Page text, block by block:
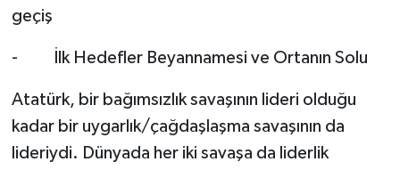
geçiş
- İlk Hedefler Beyannamesi ve Ortanın Solu
Atatürk, bir bağımsızlık savaşının lideri olduğu
kadar bir uygarlık/çağdaşlaşma savaşının da
lideriydi. Dünyada her iki savaşa da liderlik